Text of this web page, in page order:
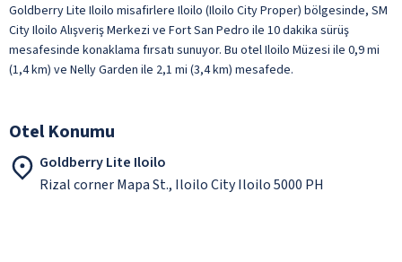
Goldberry Lite Iloilo misafirlere Iloilo (Iloilo City Proper) bölgesinde, SM
City Iloilo Alışveriş Merkezi ve Fort San Pedro ile 10 dakika sürüş
mesafesinde konaklama fırsatı sunuyor. Bu otel Iloilo Müzesi ile 0,9 mi
(1,4 km) ve Nelly Garden ile 2,1 mi (3,4 km) mesafede.
Otel Konumu
Goldberry Lite Iloilo
Rizal corner Mapa St., Iloilo City Iloilo 5000 PH